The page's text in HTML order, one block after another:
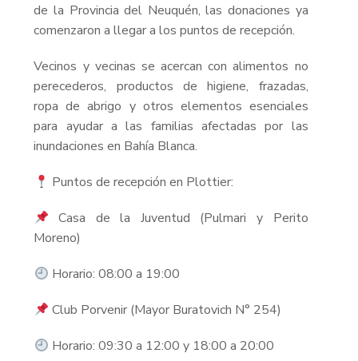
de la Provincia del Neuquén, las donaciones ya
comenzaron a llegar a los puntos de recepción.
Vecinos y vecinas se acercan con alimentos no
perecederos, productos de higiene, frazadas,
ropa de abrigo y otros elementos esenciales
para ayudar a las familias afectadas por las
inundaciones en Bahía Blanca.
Puntos de recepción en Plottier:
Casa de la Juventud (Pulmari y Perito
Moreno)
Horario: 08:00 a 19:00
Club Porvenir (Mayor Buratovich N° 254)
Horario: 09:30 a 12:00 y 18:00 a 20:00